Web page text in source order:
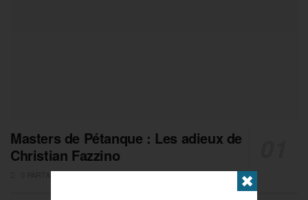
Masters de Pétanque : Les adieux de
Christian Fazzino
0 PARTAGES ✖